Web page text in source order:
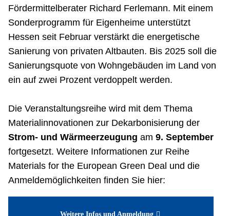
Fördermittelberater Richard Ferlemann. Mit einem
Sonderprogramm für Eigenheime unterstützt
Hessen seit Februar verstärkt die energetische
Sanierung von privaten Altbauten. Bis 2025 soll die
Sanierungsquote von Wohngebäuden im Land von
ein auf zwei Prozent verdoppelt werden.
Die Veranstaltungsreihe wird mit dem Thema
Materialinnovationen zur Dekarbonisierung der
Strom- und Wärmeerzeugung am 9. September
fortgesetzt. Weitere Informationen zur Reihe
Materials for the European Green Deal und die
Anmeldemöglichkeiten finden Sie hier:
Weitere Infos und Anmeldung